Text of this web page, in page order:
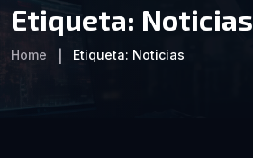
Etiqueta: Noticias
Home Etiqueta: Noticias